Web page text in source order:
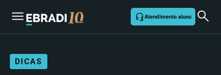
Atendimento aluno
DICAS